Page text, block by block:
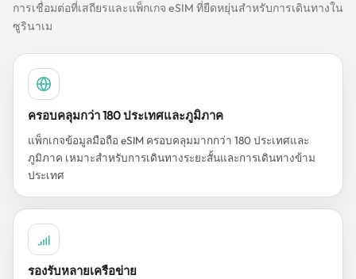
การเชื่อมต่อที่เสถียรและแพ็กเกจ eSIM ที่ยืดหยุ่นสำหรับการเดินทางใน
ซูรินาเม
ครอบคลุมกว่า 180 ประเทศและภูมิภาค
แพ็กเกจข้อมูลมือถือ eSIM ครอบคลุมมากกว่า 180 ประเทศและ
ภูมิภาค เหมาะสำหรับการเดินทางระยะสั้นและการเดินทางข้าม
ประเทศ
รองรับหลายเครือข่าย